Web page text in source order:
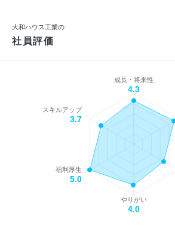
大和ハウス工業の
社員評価
成長・将来性
4.3
やりがい
4.0
福利厚生
5.0
スキルアップ
3.7